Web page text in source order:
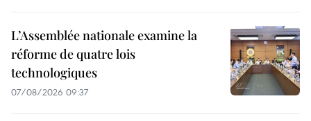
L’Assemblée nationale examine la
réforme de quatre lois
technologiques
07/08/2026 09:37